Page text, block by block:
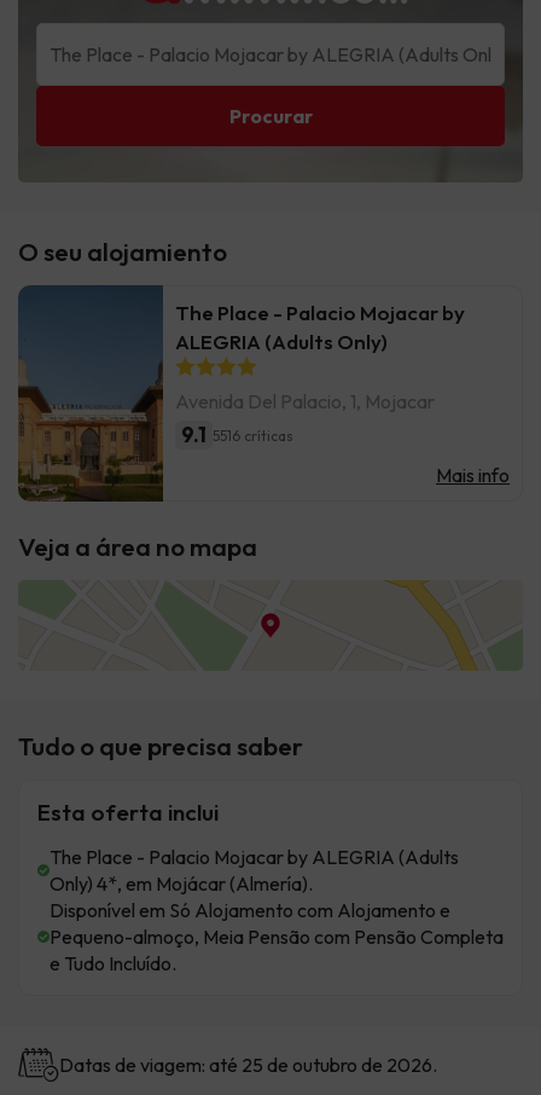
O seu alojamiento
The Place - Palacio Mojacar by
ALEGRIA (Adults Only)
Avenida Del Palacio, 1, Mojacar
9.1 5516 críticas
Mais info
Veja a área no mapa
Tudo o que precisa saber
Esta oferta inclui
The Place - Palacio Mojacar by ALEGRIA (Adults
Only) 4*, em Mojácar (Almería).
Disponível em Só Alojamento com Alojamento e
Pequeno-almoço, Meia Pensão com Pensão Completa
e Tudo Incluído.
Datas de viagem: até 25 de outubro de 2026.
Procurar